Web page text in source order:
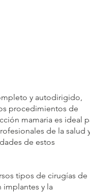
y autodirigido,
procedimientos de
mamaria es ideal
de la salud
de estos
tipos de cirugías de
implantes y la